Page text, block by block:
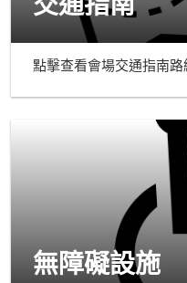
點擊查看會場交通指南路
無障礙設施